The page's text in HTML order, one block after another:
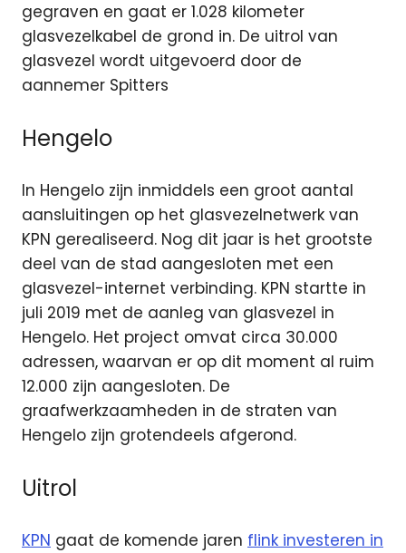
gegraven en gaat er 1.028 kilometer
glasvezelkabel de grond in. De uitrol van
glasvezel wordt uitgevoerd door de
aannemer Spitters
Hengelo
In Hengelo zijn inmiddels een groot aantal
aansluitingen op het glasvezelnetwerk van
KPN gerealiseerd. Nog dit jaar is het grootste
deel van de stad aangesloten met een
glasvezel-internet verbinding. KPN startte in
juli 2019 met de aanleg van glasvezel in
Hengelo. Het project omvat circa 30.000
adressen, waarvan er op dit moment al ruim
12.000 zijn aangesloten. De
graafwerkzaamheden in de straten van
Hengelo zijn grotendeels afgerond.
Uitrol
KPN gaat de komende jaren flink investeren in